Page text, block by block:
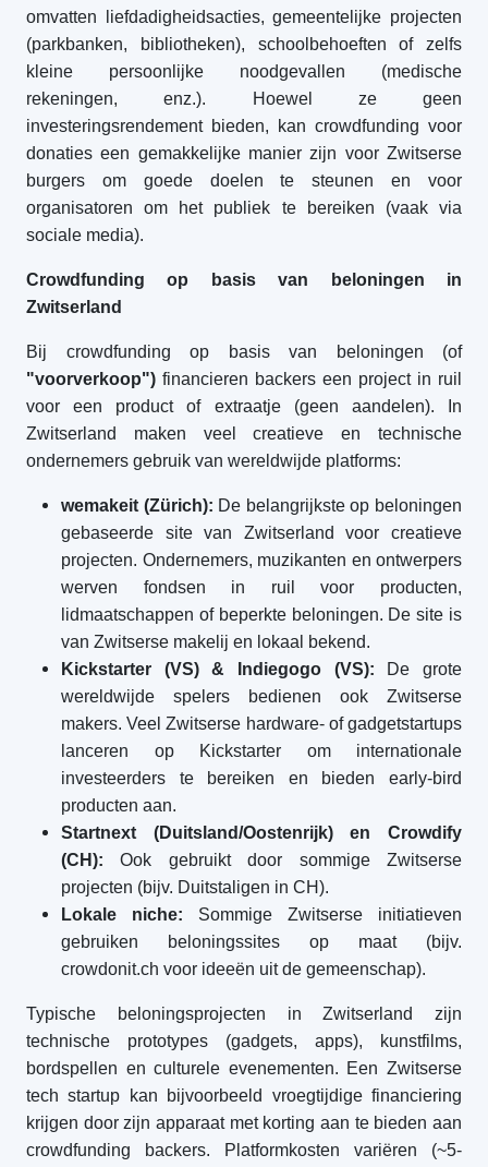
omvatten liefdadigheidsacties, gemeentelijke projecten
(parkbanken, bibliotheken), schoolbehoeften of zelfs
kleine persoonlijke noodgevallen (medische
rekeningen, enz.). Hoewel ze geen
investeringsrendement bieden, kan crowdfunding voor
donaties een gemakkelijke manier zijn voor Zwitserse
burgers om goede doelen te steunen en voor
organisatoren om het publiek te bereiken (vaak via
sociale media).
Crowdfunding op basis van beloningen in
Zwitserland
Bij crowdfunding op basis van beloningen (of
"voorverkoop") financieren backers een project in ruil
voor een product of extraatje (geen aandelen). In
Zwitserland maken veel creatieve en technische
ondernemers gebruik van wereldwijde platforms:
wemakeit (Zürich): De belangrijkste op beloningen
gebaseerde site van Zwitserland voor creatieve
projecten. Ondernemers, muzikanten en ontwerpers
werven fondsen in ruil voor producten,
lidmaatschappen of beperkte beloningen. De site is
van Zwitserse makelij en lokaal bekend.
Kickstarter (VS) & Indiegogo (VS): De grote
wereldwijde spelers bedienen ook Zwitserse
makers. Veel Zwitserse hardware- of gadgetstartups
lanceren op Kickstarter om internationale
investeerders te bereiken en bieden early-bird
producten aan.
Startnext (Duitsland/Oostenrijk) en Crowdify
(CH): Ook gebruikt door sommige Zwitserse
projecten (bijv. Duitstaligen in CH).
Lokale niche: Sommige Zwitserse initiatieven
gebruiken beloningssites op maat (bijv.
crowdonit.ch voor ideeën uit de gemeenschap).
Typische beloningsprojecten in Zwitserland zijn
technische prototypes (gadgets, apps), kunstfilms,
bordspellen en culturele evenementen. Een Zwitserse
tech startup kan bijvoorbeeld vroegtijdige financiering
krijgen door zijn apparaat met korting aan te bieden aan
crowdfunding backers. Platformkosten variëren (~5-